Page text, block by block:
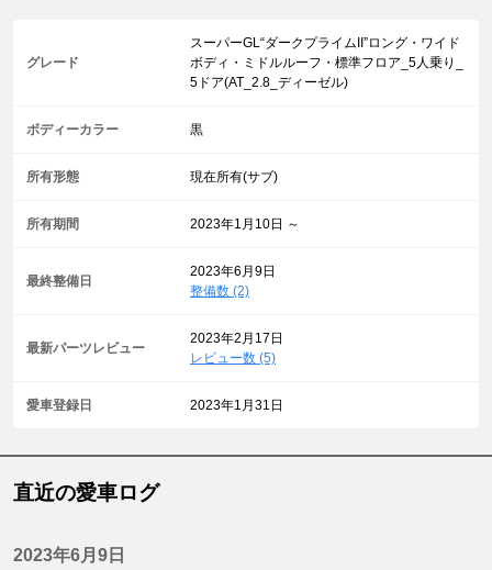
グレード
スーパーGL“ダークプライムII”ロング・ワイド
ボディ・ミドルルーフ・標準フロア_5人乗り_
5ドア(AT_2.8_ディーゼル)
ボディーカラー 黒
所有形態 現在所有(サブ)
所有期間 2023年1月10日 ～
最終整備日
2023年6月9日
整備数 (2)
最新パーツレビュー
2023年2月17日
レビュー数 (5)
愛車登録日 2023年1月31日
直近の愛車ログ
2023年6月9日